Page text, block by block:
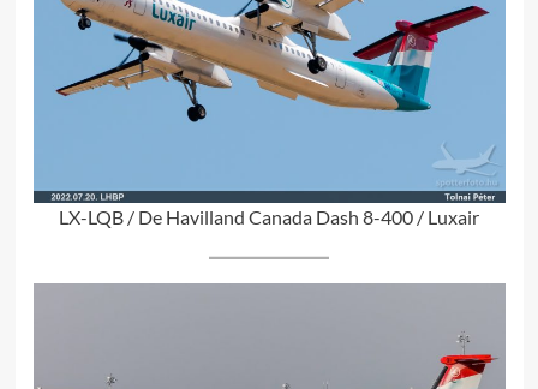
LX-LQB / De Havilland Canada Dash 8-400 / Luxair